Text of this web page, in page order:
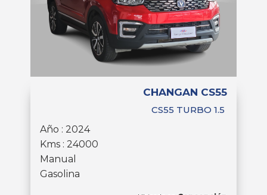
CHANGAN CS55
CS55 TURBO 1.5
Año : 2024
Kms : 24000
Manual
Gasolina